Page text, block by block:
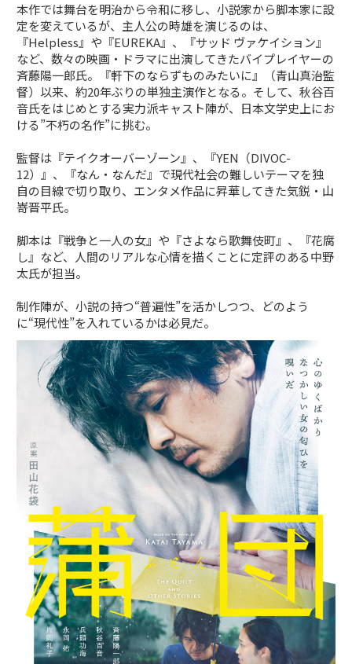
本作では舞台を明治から令和に移し、小説家から脚本家に設
定を変えているが、主人公の時雄を演じるのは、
『Helpless』や『EUREKA』、『サッド ヴァケイション』
など、数々の映画・ドラマに出演してきたバイプレイヤーの
斉藤陽一郎氏。『軒下のならずものみたいに』（青山真治監
督）以来、約20年ぶりの単独主演作となる。そして、秋谷百
音氏をはじめとする実力派キャスト陣が、日本文学史上にお
ける”不朽の名作”に挑む。
監督は『テイクオーバーゾーン』、『YEN（DIVOC-
12）』、『なん・なんだ』で現代社会の難しいテーマを独
自の目線で切り取り、エンタメ作品に昇華してきた気鋭・山
嵜晋平氏。
脚本は『戦争と一人の女』や『さよなら歌舞伎町』、『花腐
し』など、人間のリアルな心情を描くことに定評のある中野
太氏が担当。
制作陣が、小説の持つ“普遍性”を活かしつつ、どのよう
に“現代性”を入れているかは必見だ。